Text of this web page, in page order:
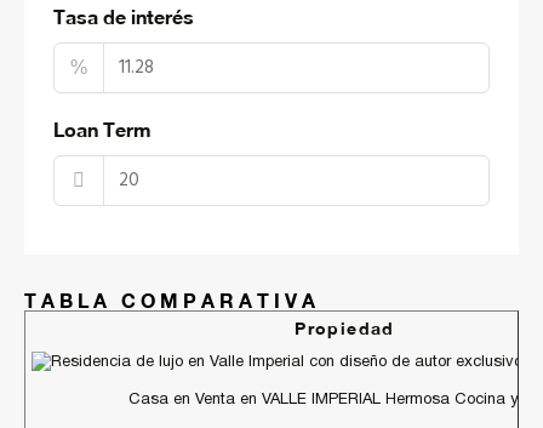
Tasa de interés
%
Loan Term
TABLA COMPARATIVA
Propiedad
Casa en Venta en VALLE IMPERIAL Hermosa Cocina y